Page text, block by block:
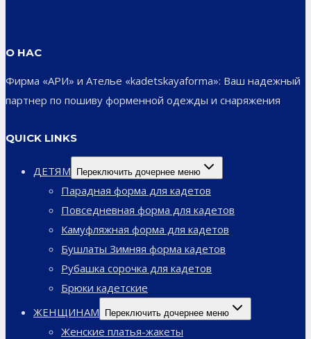
О НАС
Фирма «АРИ» и Ателье «kadetskayaforma»: Ваш надежный
партнер по пошиву форменной одежды и снаряжения
QUICK LINKS
ДЕТЯМ Переключить дочернее меню
Парадная форма для кадетов
Повседневная форма для кадетов
Камуфляжная форма для кадетов
Бушлаты Зимняя форма кадетов
Рубашка сорочка для кадетов
Брюки кадетские
ЖЕНЩИНАМ
Переключить дочернее меню
Женские платья-жакеты